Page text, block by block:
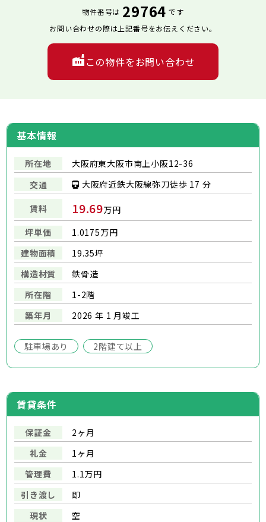
基本情報
所在地
大阪府東大阪市南上小阪12-36
交通
大阪府近鉄大阪線弥刀徒歩 17 分
賃料 19.69万円
坪単価
1.0175万円
建物面積
19.35坪
構造材質
鉄骨造
所在階
1-2階
築年月
2026 年 1 月竣工
駐車場あり 2階建て以上
物件番号は 29764 です
お問い合わせの際は上記番号をお伝えください。
この物件をお問い合わせ
賃貸条件
保証金
2ヶ月
礼金
1ヶ月
管理費
1.1万円
引き渡し
即
現状
空